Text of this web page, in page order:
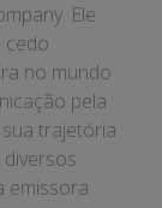
Ele
cedo
no mundo
pela
trajetória
emissora.